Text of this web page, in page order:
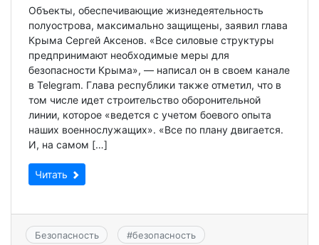
Объекты, обеспечивающие жизнедеятельность
полуострова, максимально защищены, заявил глава
Крыма Сергей Аксенов. «Все силовые структуры
предпринимают необходимые меры для
безопасности Крыма», — написал он в своем канале
в Telegram. Глава республики также отметил, что в
том числе идет строительство оборонительной
линии, которое «ведется с учетом боевого опыта
наших военнослужащих». «Все по плану двигается.
И, на самом […]
Читать
Безопасность #безопасность